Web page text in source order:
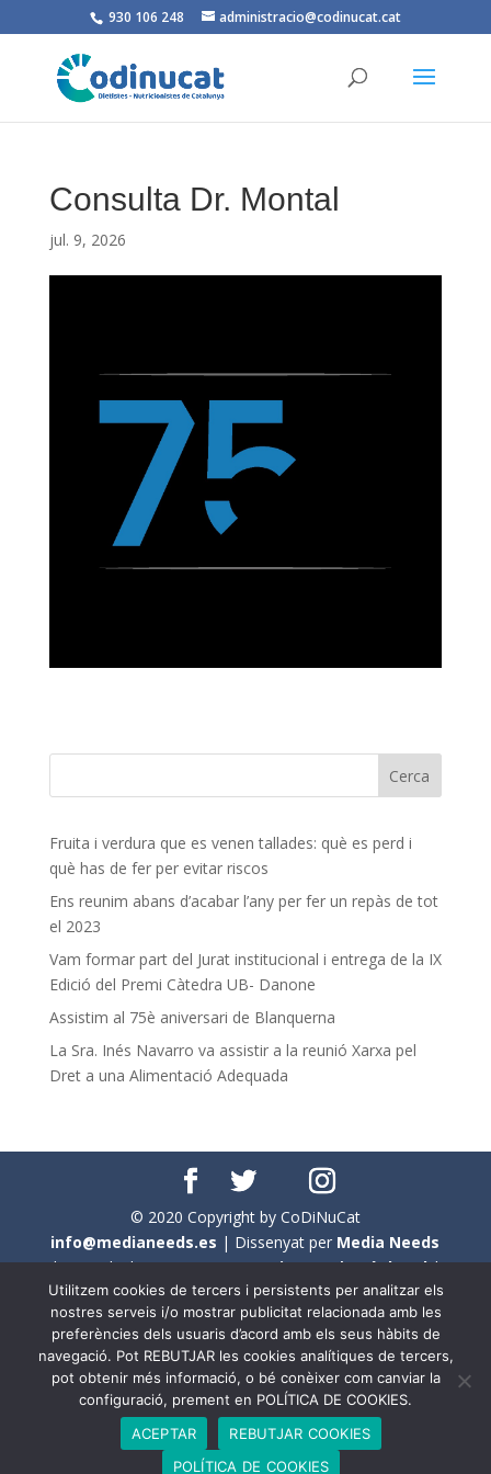
930 106 248 administracio@codinucat.cat
Consulta Dr. Montal
jul. 9, 2026
Fruita i verdura que es venen tallades: què es perd i
què has de fer per evitar riscos
Ens reunim abans d’acabar l’any per fer un repàs de tot
el 2023
Vam formar part del Jurat institucional i entrega de la IX
Edició del Premi Càtedra UB- Danone
Assistim al 75è aniversari de Blanquerna
La Sra. Inés Navarro va assistir a la reunió Xarxa pel
Dret a una Alimentació Adequada
© 2020 Copyright by CoDiNuCat
info@medianeeds.es | Dissenyat per Media Needs
| Tots els drets reservats aCoDiNuCat |Avís legal|
Avís per cookies
En aquest web s'ha tingut en compte l'ús no sexista del
llenguatge. No obstant això, i a causa de la seva
extensió, no s'ha pogut fer de manera exhaustiva. Per
aquest motiu, a vegades , s'ha utilitzat el femení com a
genèric, atès que és una professió que compta amb al
voltant d'un 90% de persones del sexe femení.
Utilitzem cookies de tercers i persistents per analitzar els
nostres serveis i/o mostrar publicitat relacionada amb les
preferències dels usuaris d’acord amb els seus hàbits de
navegació. Pot REBUTJAR les cookies analítiques de tercers,
pot obtenir més informació, o bé conèixer com canviar la
configuració, prement en POLÍTICA DE COOKIES.
ACEPTAR
REBUTJAR COOKIES
POLÍTICA DE COOKIES